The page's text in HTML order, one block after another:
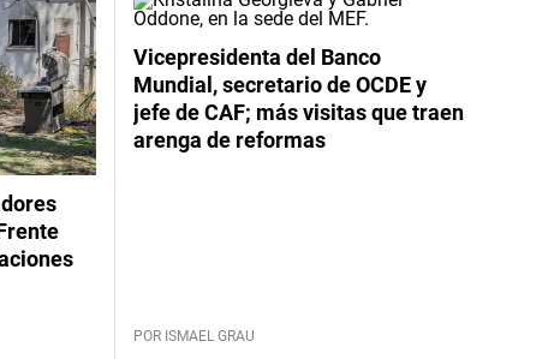
Vicepresidenta del Banco
Mundial, secretario de OCDE y
jefe de CAF; más visitas que traen
arenga de reformas
POR ISMAEL GRAU